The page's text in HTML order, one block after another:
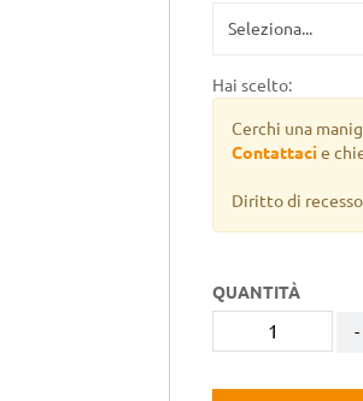
Hai scelto:
Cerchi una
Contattacie
Diritto di
QUANTITÀ
-